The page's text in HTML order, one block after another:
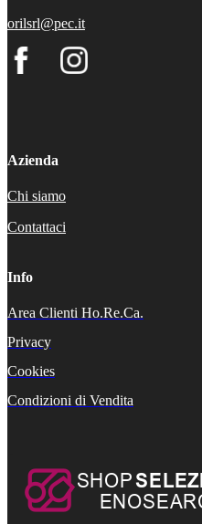
orilsrl@pec.it
Azienda
Chi siamo
Contattaci
Info
Area Clienti Ho.Re.Ca.
Privacy
Cookies
Condizioni di Vendita